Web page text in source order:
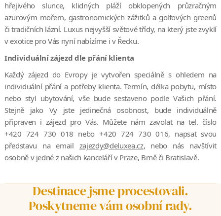
hřejivého slunce, klidných pláží obklopených průzračným
azurovým mořem, gastronomických zážitků a golfových greenů
či tradičních lázní. Luxus nejvyšší světové třídy, na který jste zvyklí
v exotice pro Vás nyní nabízíme i v Řecku.
Individuální zájezd dle přání klienta
Každý zájezd do Evropy je vytvořen speciálně s ohledem na
individuální přání a potřeby klienta. Termín, délka pobytu, místo
nebo styl ubytování, vše bude sestaveno podle Vašich přání.
Stejně jako Vy jste jedinečná osobnost, bude individuálně
připraven i zájezd pro Vás. Můžete nám zavolat na tel. číslo
+420 724 730 018 nebo +420 724 730 016, napsat svou
představu na email zajezdy@deluxea.cz, nebo nás navštívit
osobně v jedné z našich kanceláří v Praze, Brně či Bratislavě.
Destinace jsme procestovali.
Poskytneme vám osobní rady.